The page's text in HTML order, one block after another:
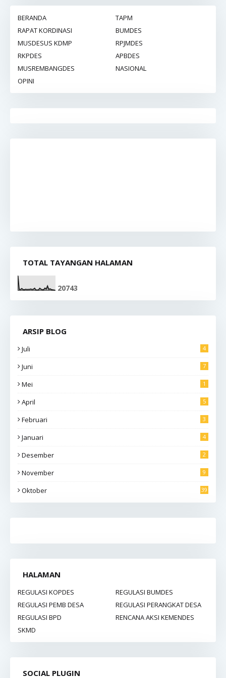
BERANDA
TAPM
RAPAT KORDINASI
BUMDES
MUSDESUS KDMP
RPJMDES
RKPDES
APBDES
MUSREMBANGDES
NASIONAL
OPINI
TOTAL TAYANGAN HALAMAN
20743
ARSIP BLOG
Juli 4
Juni 7
Mei 1
April 5
Februari 3
Januari 4
Desember 2
November 9
Oktober 39
HALAMAN
REGULASI KOPDES
REGULASI BUMDES
REGULASI PEMB DESA
REGULASI PERANGKAT DESA
REGULASI BPD
RENCANA AKSI KEMENDES
SKMD
SOCIAL PLUGIN